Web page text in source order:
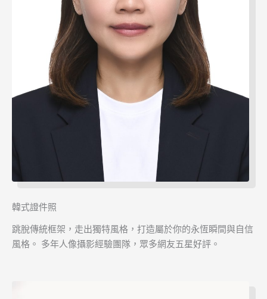
韓式證件照
跳脫傳統框架，走出獨特風格，打造屬於你的永恆瞬間與自信
風格。 多年人像攝影經驗團隊，眾多網友五星好評。